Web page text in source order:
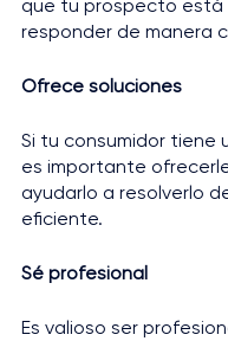
que tu prospecto está
responder de manera
Ofrece soluciones
Si tu consumidor tiene
es importante
ayudarlo a resolverlo
eficiente.
Sé profesional
Es valioso ser